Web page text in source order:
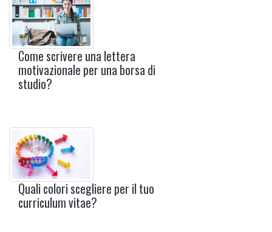
Come scrivere una lettera
motivazionale per una borsa di
studio?
Quali colori scegliere per il tuo
curriculum vitae?